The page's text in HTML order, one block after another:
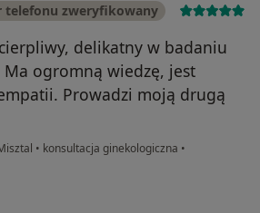
telefonu zweryfikowany
delikatny w badaniu
ogromną wiedzę, jest
Prowadzi moją drugą
• konsultacja ginekologiczna •